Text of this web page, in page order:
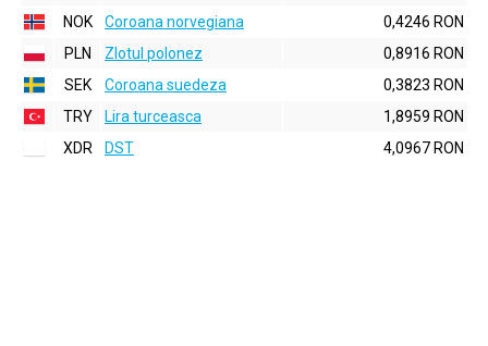
NOK
Coroana norvegiana
0,4246 RON
PLN
Zlotul polonez
0,8916 RON
SEK
Coroana suedeza
0,3823 RON
TRY
Lira turceasca
1,8959 RON
XDR
DST 4,0967 RON